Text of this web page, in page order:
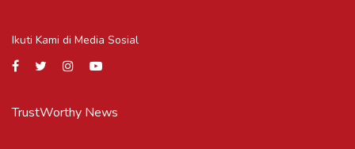
Ikuti Kami di Media Sosial
TrustWorthy News